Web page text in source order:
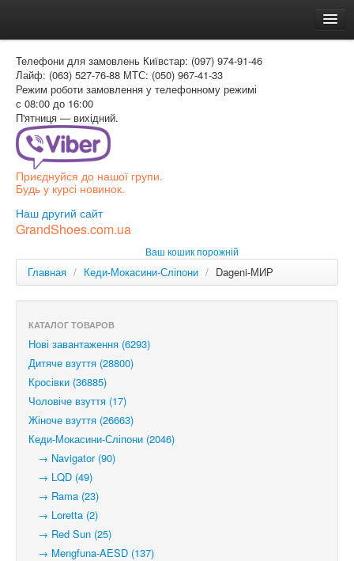
Доставка и оплата
Как заказать
Контакти
Таблиця розмірів
Вхід для покупця
РОС
Телефони для замовлень Київстар: (097) 974-91-46
Лайф: (063) 527-76-88 МТС: (050) 967-41-33
Режим роботи замовлення у телефонному режимі
с 08:00 до 16:00
П'ятниця — вихідний.
Приєднуйся до нашої групи.
Будь у курсі новинок.
Наш другий сайт
GrandShoes.com.ua
Ваш кошик порожній
Главная / Кеди-Мокасини-Сліпони / Dageni-МИР
КАТАЛОГ ТОВАРОВ
Нові завантаження (6293)
Дитяче взуття (28800)
Кросівки (36885)
Чоловіче взуття (17)
Жіноче взуття (26663)
Кеди-Мокасини-Сліпони (2046)
→ Navigator (90)
→ LQD (49)
→ Rama (23)
→ Loretta (2)
→ Red Sun (25)
→ Mengfuna-AESD (137)